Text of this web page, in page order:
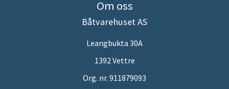
Om oss
Båtvarehuset AS
Leangbukta 30A
1392 Vettre
Org. nr. 911879093